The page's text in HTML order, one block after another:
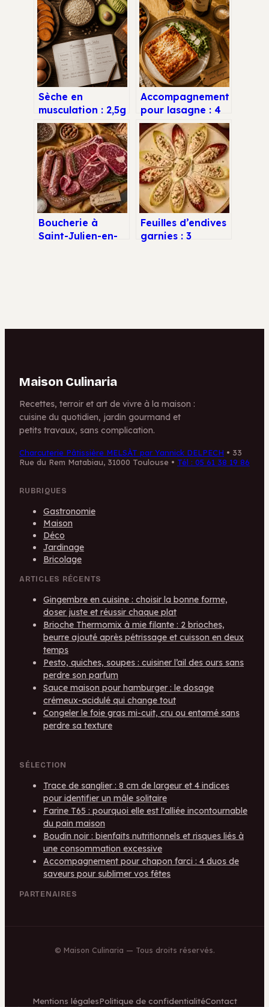
Sèche en
musculation : 2,5g
de protéines et 3
règles pour
perdre du gras
sans sacrifier ses
muscles
Accompagnement
pour lasagne : 4
duos infaillibles
pour équilibrer ce
plat généreux
Boucherie à
Saint-Julien-en-
Feuilles d’endives
garnies : 3
Maison Culinaria
Recettes, terroir et art de vivre à la maison :
cuisine du quotidien, jardin gourmand et
petits travaux, sans complication.
Charcuterie Pâtissière MELSÀT par Yannick DELPECH • 33
Rue du Rem Matabiau, 31000 Toulouse • Tél : 05 61 38 19 86
RUBRIQUES
Gastronomie
Maison
Déco
Jardinage
Bricolage
ARTICLES RÉCENTS
Gingembre en cuisine : choisir la bonne forme,
doser juste et réussir chaque plat
Brioche Thermomix à mie filante : 2 brioches,
beurre ajouté après pétrissage et cuisson en deux
temps
Pesto, quiches, soupes : cuisiner l’ail des ours sans
perdre son parfum
Sauce maison pour hamburger : le dosage
crémeux-acidulé qui change tout
Congeler le foie gras mi-cuit, cru ou entamé sans
perdre sa texture
SÉLECTION
Trace de sanglier : 8 cm de largeur et 4 indices
pour identifier un mâle solitaire
Farine T65 : pourquoi elle est l'alliée incontournable
du pain maison
Boudin noir : bienfaits nutritionnels et risques liés à
une consommation excessive
Accompagnement pour chapon farci : 4 duos de
saveurs pour sublimer vos fêtes
PARTENAIRES
© Maison Culinaria — Tous droits réservés.
Mentions légalesPolitique de confidentialitéContact